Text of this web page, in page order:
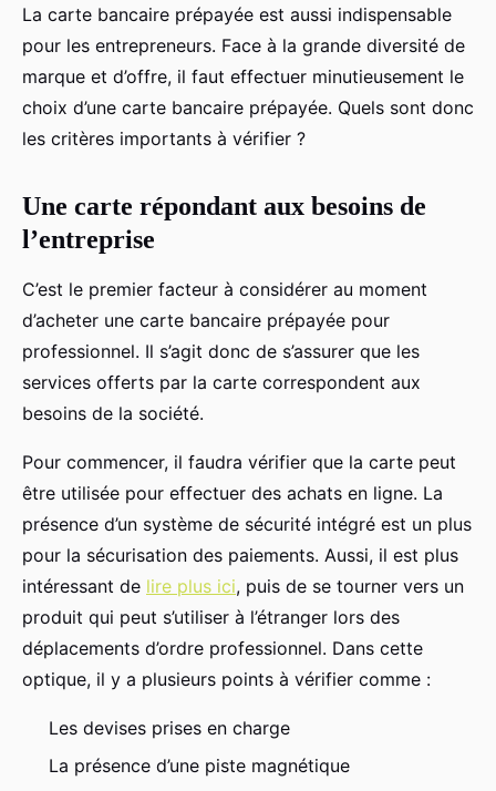
Guide d'achat d'une carte
bancaire prépayée pour
professionnel
christianne•17 février 2024• 2 min de lecture
La carte bancaire prépayée est aussi indispensable
pour les entrepreneurs. Face à la grande diversité de
marque et d’offre, il faut effectuer minutieusement le
choix d’une carte bancaire prépayée. Quels sont donc
les critères importants à vérifier ?
Une carte répondant aux besoins de
l’entreprise
C’est le premier facteur à considérer au moment
d’acheter une carte bancaire prépayée pour
professionnel. Il s’agit donc de s’assurer que les
services offerts par la carte correspondent aux
besoins de la société.
Pour commencer, il faudra vérifier que la carte peut
être utilisée pour effectuer des achats en ligne. La
présence d’un système de sécurité intégré est un plus
pour la sécurisation des paiements. Aussi, il est plus
intéressant de lire plus ici, puis de se tourner vers un
produit qui peut s’utiliser à l’étranger lors des
déplacements d’ordre professionnel. Dans cette
optique, il y a plusieurs points à vérifier comme :
Les devises prises en charge
La présence d’une piste magnétique